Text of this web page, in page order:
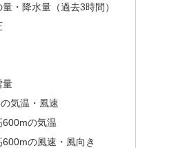
量・降水量（過去3時間）
量
気温・風速
600mの気温
600mの風速・風向き